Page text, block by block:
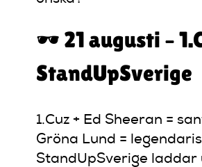
🕶️ 21 augusti –
StandUpSverige
1.Cuz + Ed Sheeran =
Gröna Lund =
StandUpSverige laddar